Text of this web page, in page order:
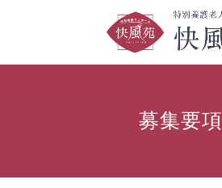
募集要項